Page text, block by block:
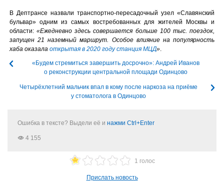
В Дептрансе назвали транспортно-пересадочный узел «Славянский
бульвар» одним из самых востребованных для жителей Москвы и
области:«Ежедневно здесь совершается больше 100 тыс. поездок,
запущен 21 наземный маршрут. Особое влияние на популярность
хаба оказала открытая в 2020 году станция МЦД».
«Будем стремиться завершить досрочно»: Андрей Иванов
о реконструкции центральной площади Одинцово
Четырёхлетний мальчик впал в кому после наркоза на приёме
у стоматолога в Одинцово
Ошибка в тексте? Выдели её и нажми Ctrl+Enter
4 155
1 голос
Прислать новость